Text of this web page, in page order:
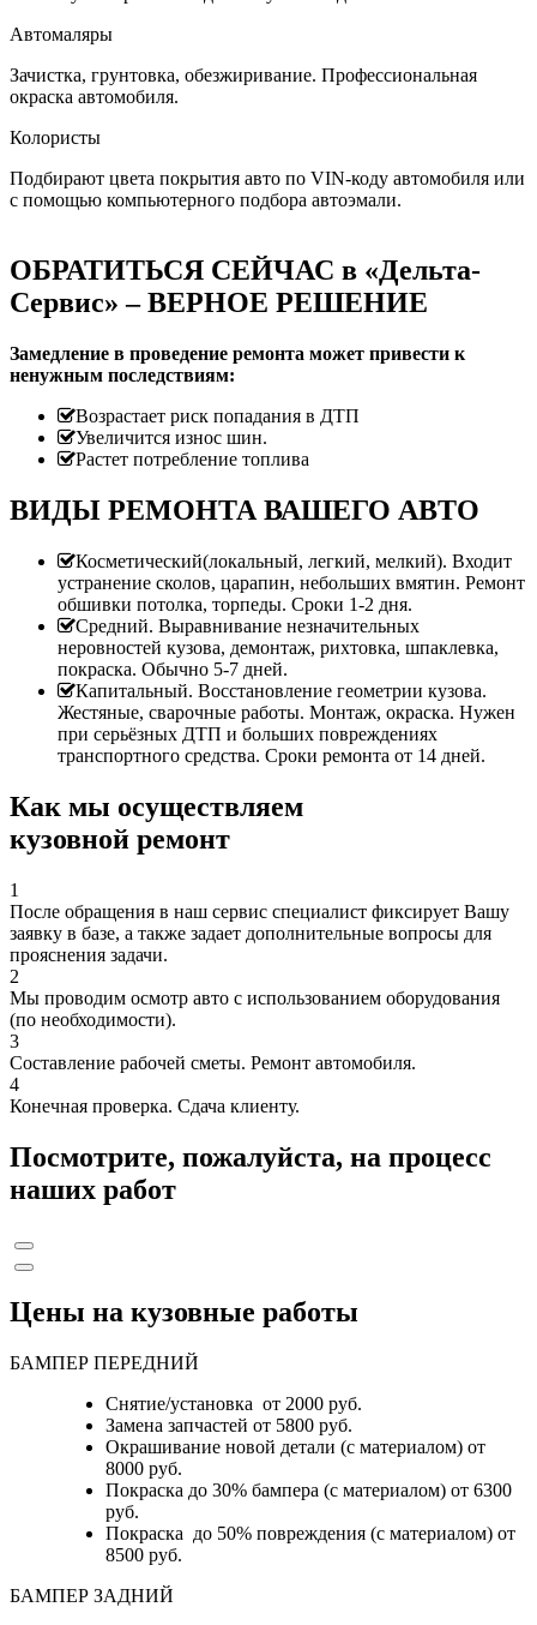
Автомаляры
Зачистка, грунтовка, обезжиривание. Профессиональная
окраска автомобиля.
Колористы
Подбирают цвета покрытия авто по VIN-коду автомобиля или
с помощью компьютерного подбора автоэмали.
ОБРАТИТЬСЯ СЕЙЧАС в «Дельта-
Сервис» – ВЕРНОЕ РЕШЕНИЕ
Замедление в проведение ремонта может привести к
ненужным последствиям:
Возрастает риск попадания в ДТП
Увеличится износ шин.
Растет потребление топлива
ВИДЫ РЕМОНТА ВАШЕГО АВТО
Косметический(локальный, легкий, мелкий). Входит
устранение сколов, царапин, небольших вмятин. Ремонт
обшивки потолка, торпеды. Сроки 1-2 дня.
Средний. Выравнивание незначительных
неровностей кузова, демонтаж, рихтовка, шпаклевка,
покраска. Обычно 5-7 дней.
Капитальный. Восстановление геометрии кузова.
Жестяные, сварочные работы. Монтаж, окраска. Нужен
при серьёзных ДТП и больших повреждениях
транспортного средства. Сроки ремонта от 14 дней.
Как мы осуществляем
кузовной ремонт
1
После обращения в наш сервис специалист фиксирует Вашу
заявку в базе, а также задает дополнительные вопросы для
прояснения задачи.
2
Мы проводим осмотр авто с использованием оборудования
(по необходимости).
3
Составление рабочей сметы. Ремонт автомобиля.
4
Конечная проверка. Сдача клиенту.
Посмотрите, пожалуйста, на процесс
наших работ
Цены на кузовные работы
БАМПЕР ПЕРЕДНИЙ
Снятие/установка от 2000 руб.
Замена запчастей от 5800 руб.
Окрашивание новой детали (с материалом) от
8000 руб.
Покраска до 30% бампера (с материалом) от 6300
руб.
Покраска до 50% повреждения (с материалом) от
8500 руб.
БАМПЕР ЗАДНИЙ